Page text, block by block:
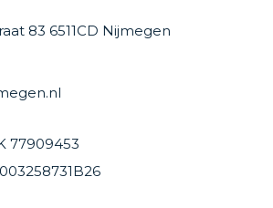
83 6511CD Nijmegen
77909453